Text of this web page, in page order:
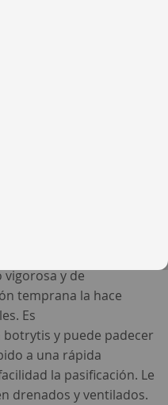
para los vinos
localidad francesa de
Roussillon. Estos
Blanc à Petits
(Moscatel de
uva
más antiguas que
ampelografía como la
por los griegos o
(Moscatel de
vigorosa y de
temprana la hace
Es
y puede padecer
a una rápida
la pasificación. Le
drenados y ventilados.